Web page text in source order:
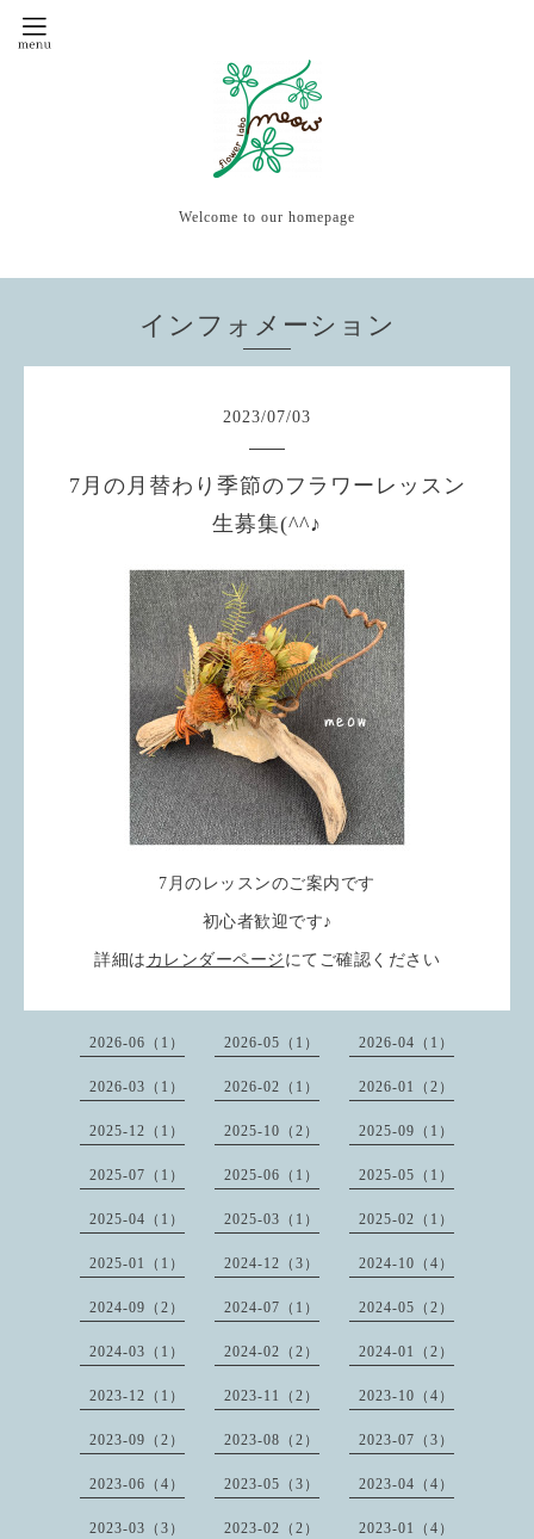
Welcome to our homepage
インフォメーション
2023/07/03
7月の月替わり季節のフラワーレッスン
生募集(^^♪
7月のレッスンのご案内です
初心者歓迎です♪
詳細は カレンダーページ にてご確認ください
2026-06（1） 2026-05（1） 2026-04（1）
2026-03（1） 2026-02（1） 2026-01（2）
2025-12（1） 2025-10（2） 2025-09（1）
2025-07（1） 2025-06（1） 2025-05（1）
2025-04（1） 2025-03（1） 2025-02（1）
2025-01（1） 2024-12（3） 2024-10（4）
2024-09（2） 2024-07（1） 2024-05（2）
2024-03（1） 2024-02（2） 2024-01（2）
2023-12（1） 2023-11（2） 2023-10（4）
2023-09（2） 2023-08（2） 2023-07（3）
2023-06（4） 2023-05（3） 2023-04（4）
2023-03（3） 2023-02（2） 2023-01（4）